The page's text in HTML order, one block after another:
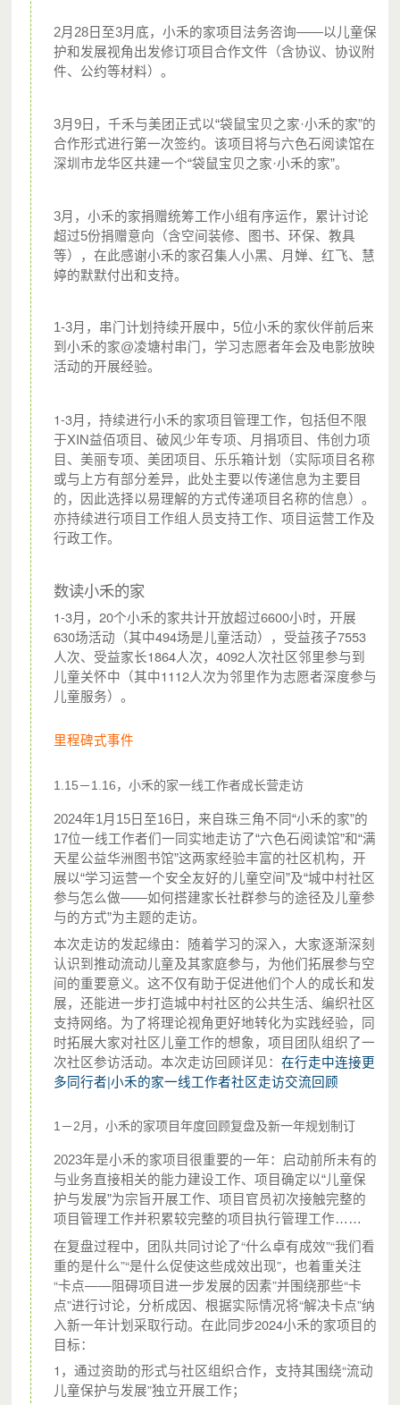
点击下方“参与陪伴”填写、确认您的月捐信息，并进
行首次捐赠即完成报名。
报名成功后，微信支付将每月定期定额自动代扣月捐
每筹245元，就可以培养1位城市支教志愿者在社区中开展活
动。每筹5万元，即可支持城市支教志愿者与社区合作伙伴
一起共建1个小禾的家。
培养社区居民、社会爱心人士成为城市支教志愿者，
让流动儿童可以在社区中参与亲子阅读、亲子游戏、
为小禾的家配备书籍、书架、教具、玩具等配置；分
摊小禾的家所在场地的运行成本例如房租、水电等。
1位城市支教志愿者，在1个月中至少服务流动儿童48人次。
由城市支教志愿者和社区合作伙伴共同运营的小禾的家，可
在1年内开展活动50次、自由开放50次，每次参加家庭至少
10个，影响至少1000个社区家庭。
2月28日至3月底，小禾的家项目法务咨询——以儿童保
护和发展视角出发修订项目合作文件（含协议、协议附
件、公约等材料）。
3月9日，千禾与美团正式以“袋鼠宝贝之家·小禾的家”的
合作形式进行第一次签约。该项目将与六色石阅读馆在
深圳市龙华区共建一个“袋鼠宝贝之家·小禾的家”。
3月，小禾的家捐赠统筹工作小组有序运作，累计讨论
超过5份捐赠意向（含空间装修、图书、环保、教具
等），在此感谢小禾的家召集人小黑、月婵、红飞、慧
婷的默默付出和支持。
1-3月，串门计划持续开展中，5位小禾的家伙伴前后来
到小禾的家@凌塘村串门，学习志愿者年会及电影放映
活动的开展经验。
1-3月，持续进行小禾的家项目管理工作，包括但不限
于XIN益佰项目、破风少年专项、月捐项目、伟创力项
目、美丽专项、美团项目、乐乐箱计划（实际项目名称
或与上方有部分差异，此处主要以传递信息为主要目
的，因此选择以易理解的方式传递项目名称的信息）。
亦持续进行项目工作组人员支持工作、项目运营工作及
行政工作。
数读小禾的家
1-3月，20个小禾的家共计开放超过6600小时，开展
630场活动（其中494场是儿童活动），受益孩子7553
人次、受益家长1864人次，4092人次社区邻里参与到
儿童关怀中（其中1112人次为邻里作为志愿者深度参与
儿童服务）。
里程碑式事件
1.15－1.16，小禾的家一线工作者成长营走访
2024年1月15日至16日，来自珠三角不同“小禾的家”的
17位一线工作者们一同实地走访了“六色石阅读馆”和“满
天星公益华洲图书馆”这两家经验丰富的社区机构，开
展以“学习运营一个安全友好的儿童空间”及“城中村社区
参与怎么做——如何搭建家长社群参与的途径及儿童参
与的方式”为主题的走访。
本次走访的发起缘由：随着学习的深入，大家逐渐深刻
认识到推动流动儿童及其家庭参与，为他们拓展参与空
间的重要意义。这不仅有助于促进他们个人的成长和发
展，还能进一步打造城中村社区的公共生活、编织社区
支持网络。为了将理论视角更好地转化为实践经验，同
时拓展大家对社区儿童工作的想象，项目团队组织了一
次社区参访活动。 本次走访回顾详见： 在行走中连接更
多同行者|小禾的家一线工作者社区走访交流回顾
1－2月，小禾的家项目年度回顾复盘及新一年规划制订
2023年是小禾的家项目很重要的一年：启动前所未有的
与业务直接相关的能力建设工作、项目确定以“儿童保
护与发展”为宗旨开展工作、项目官员初次接触完整的
项目管理工作并积累较完整的项目执行管理工作……
在复盘过程中，团队共同讨论了“什么卓有成效”“我们看
重的是什么”“是什么促使这些成效出现”，也着重关注
“卡点——阻碍项目进一步发展的因素”并围绕那些“卡
点”进行讨论，分析成因、根据实际情况将“解决卡点”纳
入新一年计划采取行动。在此同步2024小禾的家项目的
目标：
1，通过资助的形式与社区组织合作，支持其围绕“流动
儿童保护与发展”独立开展工作；